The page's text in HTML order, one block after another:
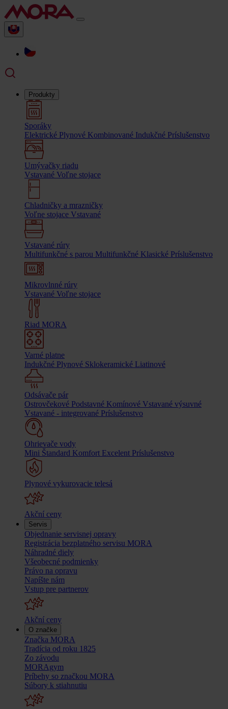
Produkty
Sporáky
Elektrické Plynové Kombinované Indukčné Príslušenstvo
Umývačky riadu
Vstavané Voľne stojace
Chladničky a mrazničky
Voľne stojace Vstavané
Vstavané rúry
Multifunkčné s parou Multifunkčné Klasické Príslušenstvo
Mikrovlnné rúry
Vstavané Voľne stojace
Riad MORA
Varné platne
Indukčné Plynové Sklokeramické Liatinové
Odsávače pár
Ostrovčekové Podstavné Komínové Vstavané výsuvné
Vstavané - integrované Príslušenstvo
Ohrievače vody
Mini Štandard Komfort Excelent Príslušenstvo
Plynové vykurovacie telesá
Akční ceny
Servis
Objednanie servisnej opravy
Registrácia bezplatného servisu MORA
Náhradné diely
Všeobecné podmienky
Právo na opravu
Napíšte nám
Vstup pre partnerov
Akční ceny
O značke
Značka MORA
Tradícia od roku 1825
Zo závodu
MORAgym
Príbehy so značkou MORA
Súbory k stiahnutiu